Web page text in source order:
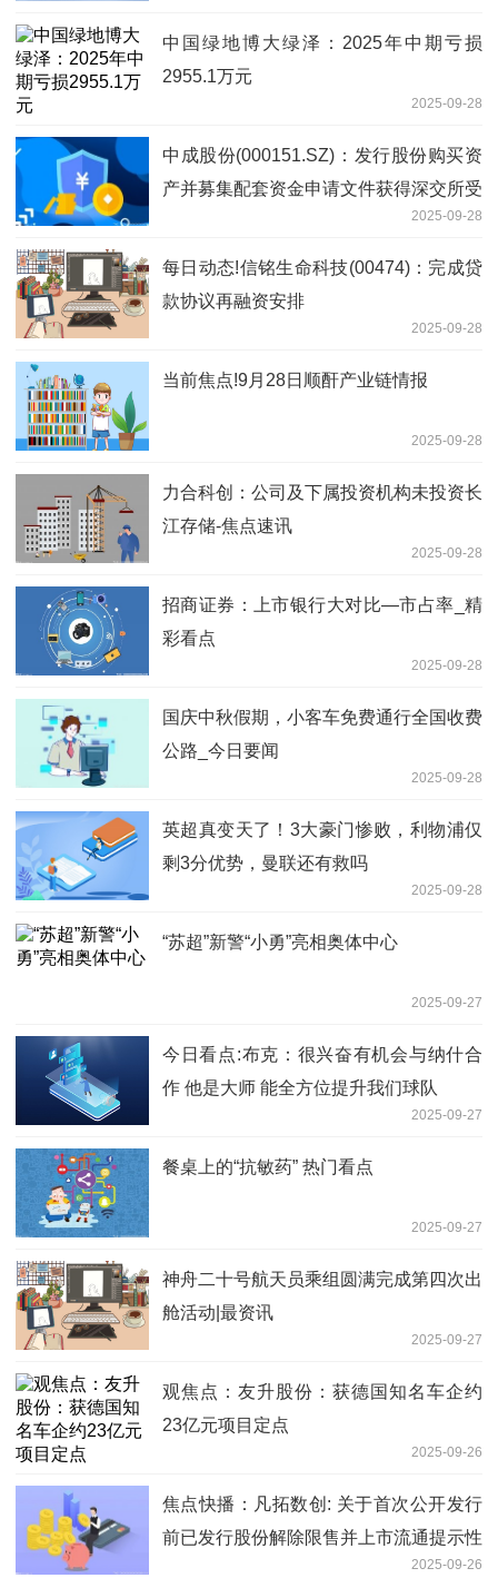
中国绿地博大绿泽：2025年中期亏损
2955.1万元
2025-09-28
中成股份(000151.SZ)：发行股份购买资
产并募集配套资金申请文件获得深交所受
2025-09-28
每日动态!信铭生命科技(00474)：完成贷
款协议再融资安排
2025-09-28
当前焦点!9月28日顺酐产业链情报
2025-09-28
力合科创：公司及下属投资机构未投资长
江存储-焦点速讯
2025-09-28
招商证券：上市银行大对比—市占率_精
彩看点
2025-09-28
国庆中秋假期，小客车免费通行全国收费
公路_今日要闻
2025-09-28
英超真变天了！3大豪门惨败，利物浦仅
剩3分优势，曼联还有救吗
2025-09-28
“苏超”新警“小勇”亮相奥体中心
2025-09-27
今日看点:布克：很兴奋有机会与纳什合
作 他是大师 能全方位提升我们球队
2025-09-27
餐桌上的“抗敏药” 热门看点
2025-09-27
神舟二十号航天员乘组圆满完成第四次出
舱活动|最资讯
2025-09-27
观焦点：友升股份：获德国知名车企约
23亿元项目定点
2025-09-26
焦点快播：凡拓数创: 关于首次公开发行
前已发行股份解除限售并上市流通提示性
2025-09-26